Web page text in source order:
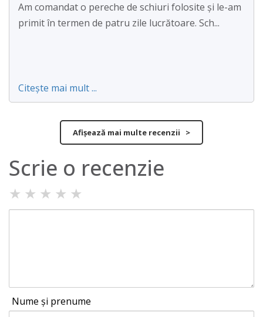
Am comandat o pereche de schiuri folosite și le-am
primit în termen de patru zile lucrătoare. Sch...
Citește mai mult ...
Afișează mai multe recenzii >
Scrie o recenzie
★ ★ ★ ★ ★
Nume și prenume